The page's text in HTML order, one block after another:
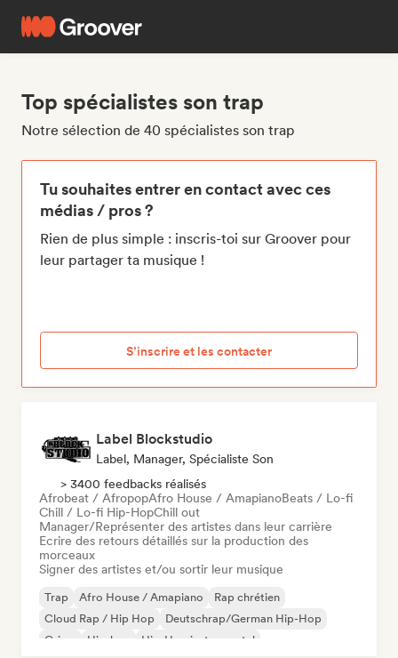
Top spécialistes son trap
Notre sélection de 40 spécialistes son trap
Tu souhaites entrer en contact avec ces
médias / pros ?
Rien de plus simple : inscris-toi sur Groover pour
leur partager ta musique !
S’inscrire et les contacter
Label Blockstudio
Label, Manager, Spécialiste Son
> 3400 feedbacks réalisés
Afrobeat / AfropopAfro House / AmapianoBeats / Lo-fi
Chill / Lo-fi Hip-HopChill out
Manager/Représenter des artistes dans leur carrière
Ecrire des retours détaillés sur la production des
morceaux
Signer des artistes et/ou sortir leur musique
Trap Afro House / Amapiano
Rap chrétien
Cloud Rap / Hip Hop
Deutschrap/German Hip-Hop
Grime
Hip-hop Hip-Hop instrumental